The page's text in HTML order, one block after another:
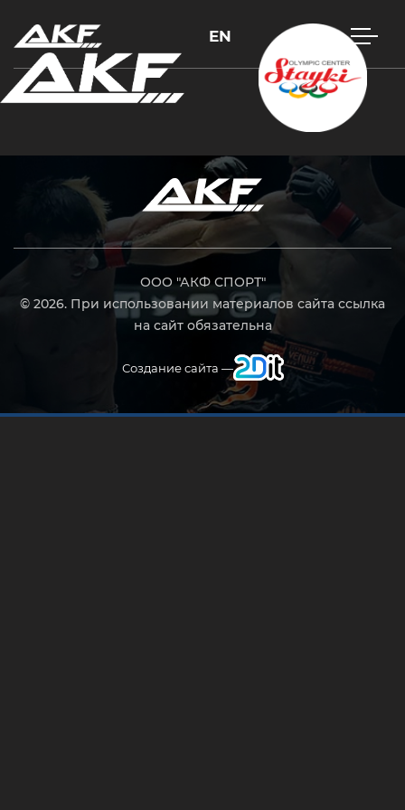
EN
ООО "АКФ СПОРТ"
© 2026. При использовании материалов сайта ссылка
на сайт обязательна
Создание сайта —
Нажмите Enter для поиска или Esc, чтобы закрыть